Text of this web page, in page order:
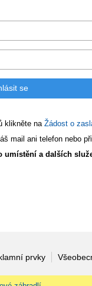
klikněte na Žádost o
mail ani telefon nebo
umístění a dalších
prvky